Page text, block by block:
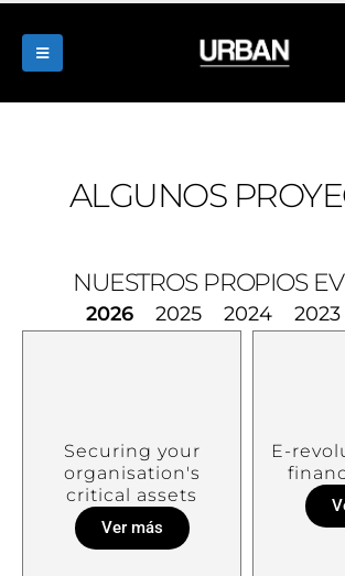
ALGUNOS
NUESTROS PROPIOS
2026 2025 2024 2023
Securing your
organisation's
critical assets
Ver más
E-